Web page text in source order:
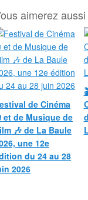
aimerez aussi
de Cinéma
et de Musique de
🎶 de La Baule
une 12e
du 24 au 28
2026